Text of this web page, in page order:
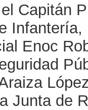
Capitán
Infantería,
Enoc
Junta de